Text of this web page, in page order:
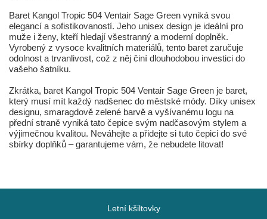
Baret Kangol Tropic 504 Ventair Sage Green vyniká svou
elegancí a sofistikovaností. Jeho unisex design je ideální pro
muže i ženy, kteří hledají všestranný a moderní doplněk.
Vyrobený z vysoce kvalitních materiálů, tento baret zaručuje
odolnost a trvanlivost, což z něj činí dlouhodobou investici do
vašeho šatníku.
Zkrátka, baret Kangol Tropic 504 Ventair Sage Green je baret,
který musí mít každý nadšenec do městské módy. Díky unisex
designu, smaragdově zelené barvě a vyšívanému logu na
přední straně vyniká tato čepice svým nadčasovým stylem a
výjimečnou kvalitou. Neváhejte a přidejte si tuto čepici do své
sbírky doplňků – garantujeme vám, že nebudete litovat!
Letní kšiltovky